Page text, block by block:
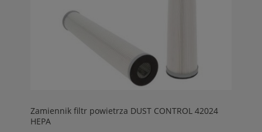
Zamiennik filtr powietrza DUST CONTROL 42024
HEPA